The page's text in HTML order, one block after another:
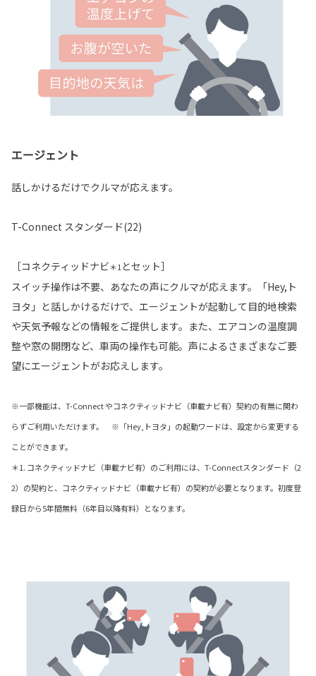
エージェント
話しかけるだけでクルマが応えます。
T-Connect スタンダード(22)
［コネクティッドナビ＊1 とセット］
スイッチ操作は不要、あなたの声にクルマが応えます。「Hey,ト
ヨタ」と話しかけるだけで、エージェントが起動して目的地検索
や天気予報などの情報をご提供します。また、エアコンの温度調
整や窓の開閉など、車両の操作も可能。声によるさまざまなご要
望にエージェントがお応えします。
※一部機能は、T-Connect やコネクティッドナビ（車載ナビ有）契約の有無に関わ
らずご利用いただけます。 ※「Hey,トヨタ」の起動ワードは、設定から変更する
ことができます。
＊1. コネクティッドナビ（車載ナビ有）のご利用には、T-Connectスタンダード（2
2）の契約と、コネクティッドナビ（車載ナビ有）の契約が必要となります。初度登
録日から5年間無料（6年目以降有料）となります。